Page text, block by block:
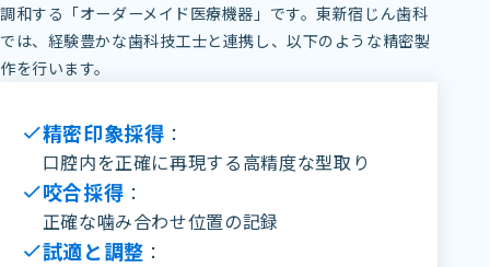
調和する「オーダーメイド医療機器」です。東新宿じん歯科
では、経験豊かな歯科技工士と連携し、以下のような精密製
作を行います。
精密印象採得 ：
口腔内を正確に再現する高精度な型取り
咬合採得 ：
正確な噛み合わせ位置の記録
試適と調整 ：